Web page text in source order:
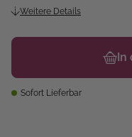
Weitere Details
In
Sofort Lieferbar